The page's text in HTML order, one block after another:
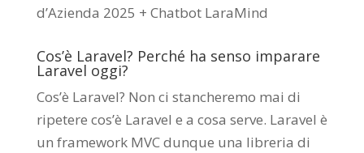
d’Azienda 2025 + Chatbot LaraMind
Cos’è Laravel? Perché ha senso imparare
Laravel oggi?
Cos’è Laravel? Non ci stancheremo mai di
ripetere cos’è Laravel e a cosa serve. Laravel è
un framework MVC dunque una libreria di